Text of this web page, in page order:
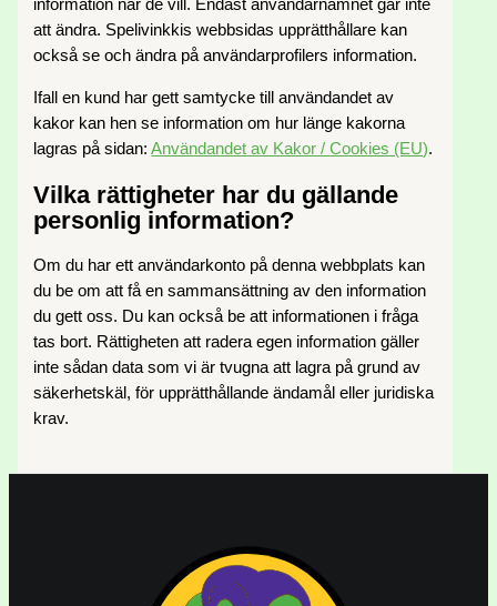
information när de vill. Endast användarnamnet går inte
att ändra. Spelivinkkis webbsidas upprätthållare kan
också se och ändra på användarprofilers information.
Ifall en kund har gett samtycke till användandet av
kakor kan hen se information om hur länge kakorna
lagras på sidan:Användandet av Kakor / Cookies (EU).
Vilka rättigheter har du gällande
personlig information?
Om du har ett användarkonto på denna webbplats kan
du be om att få en sammansättning av den information
du gett oss. Du kan också be att informationen i fråga
tas bort. Rättigheten att radera egen information gäller
inte sådan data som vi är tvugna att lagra på grund av
säkerhetskäl, för upprätthållande ändamål eller juridiska
krav.